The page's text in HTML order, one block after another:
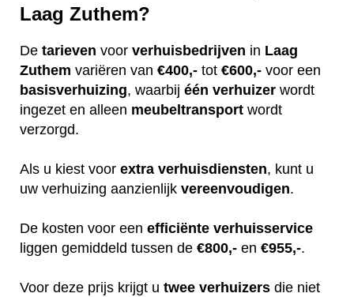
Laag Zuthem?
De tarieven voor verhuisbedrijven in Laag
Zuthem variëren van €400,- tot €600,- voor een
basisverhuizing, waarbij één verhuizer wordt
ingezet en alleen meubeltransport wordt
verzorgd.
Als u kiest voor extra verhuisdiensten, kunt u
uw verhuizing aanzienlijk vereenvoudigen.
De kosten voor een efficiënte verhuisservice
liggen gemiddeld tussen de €800,- en €955,-.
Voor deze prijs krijgt u twee verhuizers die niet